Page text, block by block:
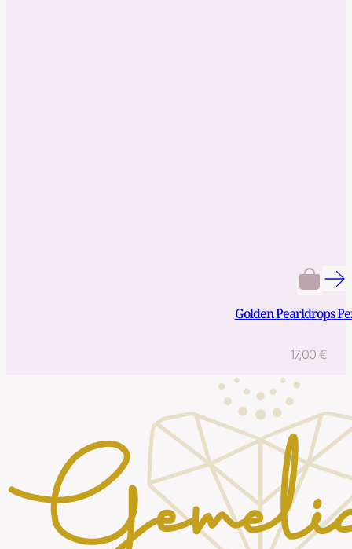
Golden Pearldrops
17,00 €